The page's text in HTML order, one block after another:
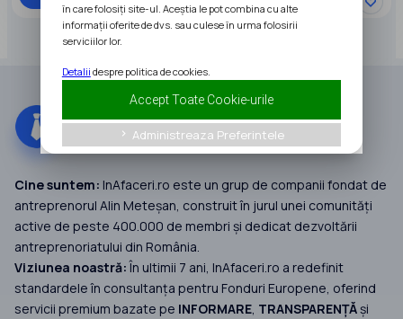
Cine suntem: InAfaceri.ro este un grup de companii fondat de
antreprenorul Alin Meteșan, construit în jurul unei comunități
active de peste 400.000 de membri și dedicat dezvoltării
antreprenoriatului din România.
Viziunea noastră:În ultimii 7 ani, InAfaceri.ro a redefinit
standardele în consultanța pentru Fonduri Europene, oferind
servicii premium bazate pe INFORMARE, TRANSPARENȚĂși
în care folosiți site-ul. Aceștia le pot combina cu alte
informații oferite de dvs. sau culese în urma folosirii
serviciilor lor.
Detalii despre politica de cookies.
Accept Toate Cookie-urile
keyboard_arrow_right Administreaza Preferintele